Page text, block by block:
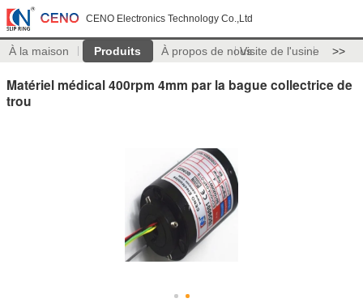
CENO Electronics Technology Co.,Ltd
À la maison Produits À propos de nousVisite de l'usine >>
Matériel médical 400rpm 4mm par la bague collectrice de
trou